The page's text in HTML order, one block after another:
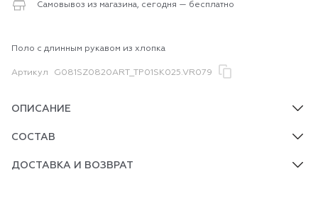
Самовывоз из магазина, сегодня — бесплатно
Поло с длинным рукавом из хлопка
Артикул G081SZ0820ART_TP01SK025.VR079
ОПИСАНИЕ
СОСТАВ
ДОСТАВКА И ВОЗВРАТ